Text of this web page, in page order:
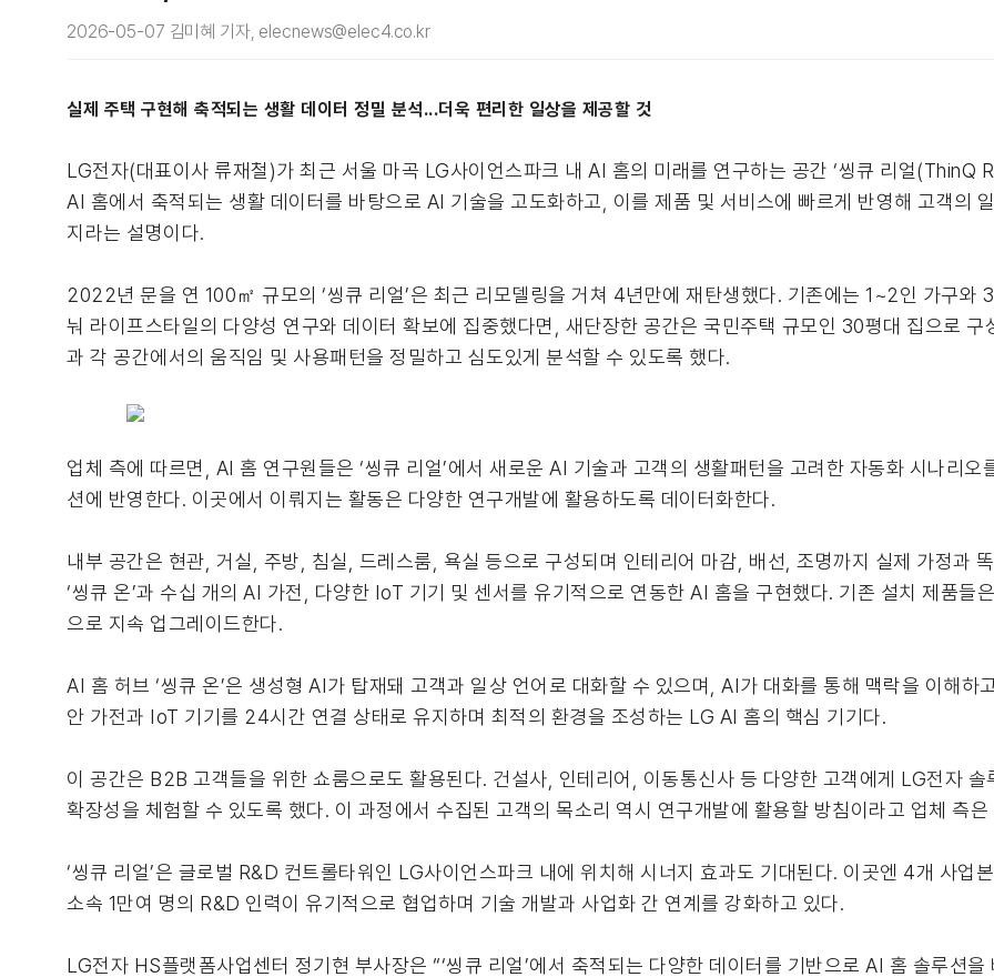
2026-05-07 김미혜 기자, elecnews@elec4.co.kr
실제 주택 구현해 축적되는 생활 데이터 정밀 분석...더욱 편리한 일상을 제공할 것
LG전자(대표이사 류재철)가 최근 서울 마곡 LG사이언스파크 내 AI 홈의 미래를 연구하는 공간 ‘씽큐 리얼(ThinQ
AI 홈에서 축적되는 생활 데이터를 바탕으로 AI 기술을 고도화하고, 이를 제품 및 서비스에 빠르게 반영해 고객의
지라는 설명이다.
2022년 문을 연 100㎡ 규모의 ‘씽큐 리얼’은 최근 리모델링을 거쳐 4년만에 재탄생했다. 기존에는 1~2인 가구와
눠 라이프스타일의 다양성 연구와 데이터 확보에 집중했다면, 새단장한 공간은 국민주택 규모인 30평대 집으로
과 각 공간에서의 움직임 및 사용패턴을 정밀하고 심도있게 분석할 수 있도록 했다.
업체 측에 따르면, AI 홈 연구원들은 ‘씽큐 리얼’에서 새로운 AI 기술과 고객의 생활패턴을 고려한 자동화 시나리오
션에 반영한다. 이곳에서 이뤄지는 활동은 다양한 연구개발에 활용하도록 데이터화한다.
내부 공간은 현관, 거실, 주방, 침실, 드레스룸, 욕실 등으로 구성되며 인테리어 마감, 배선, 조명까지 실제 가정과
‘씽큐 온’과 수십 개의 AI 가전, 다양한 IoT 기기 및 센서를 유기적으로 연동한 AI 홈을 구현했다. 기존 설치 제품들
으로 지속 업그레이드한다.
AI 홈 허브 ‘씽큐 온’은 생성형 AI가 탑재돼 고객과 일상 언어로 대화할 수 있으며, AI가 대화를 통해 맥락을 이해하
안 가전과 IoT 기기를 24시간 연결 상태로 유지하며 최적의 환경을 조성하는 LG AI 홈의 핵심 기기다.
이 공간은 B2B 고객들을 위한 쇼룸으로도 활용된다. 건설사, 인테리어, 이동통신사 등 다양한 고객에게 LG전자
확장성을 체험할 수 있도록 했다. 이 과정에서 수집된 고객의 목소리 역시 연구개발에 활용할 방침이라고 업체 측은
‘씽큐 리얼’은 글로벌 R&D 컨트롤타워인 LG사이언스파크 내에 위치해 시너지 효과도 기대된다. 이곳엔 4개 사업
소속 1만여 명의 R&D 인력이 유기적으로 협업하며 기술 개발과 사업화 간 연계를 강화하고 있다.
LG전자 HS플랫폼사업센터 정기현 부사장은 “‘씽큐 리얼’에서 축적되는 다양한 데이터를 기반으로 AI 홈 솔루션